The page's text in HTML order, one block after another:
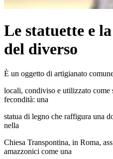
Le statuette e
del diverso
È un oggetto di artigianato
locali, condiviso e utilizzato come
fecondità: una
statua di legno che raffigura una
nella
Chiesa Transpontina, in Roma,
amazzonici come una